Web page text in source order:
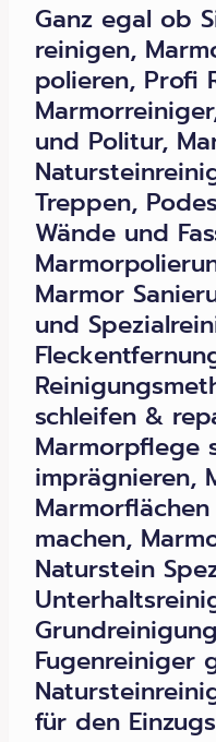
Ganz egal ob
reinigen,
polieren, Profi
und Politur,
Treppen,
Wände und
Marmor
und
schleifen &
Marmorpflege
imprägnieren,
machen,
Naturstein
Fugenreiniger
für den